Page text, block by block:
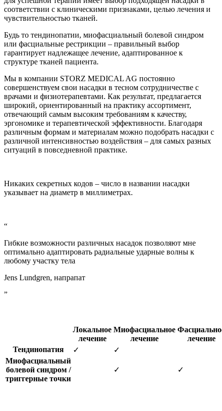
соответствии с клиническими признаками, целью лечения и
чувствительностью тканей.
Будь то тендинопатии, миофасциальный болевой синдром
или фасциальные рестрикции – правильный выбор
гарантирует надлежащее лечение, адаптированное к
структуре тканей пациента.
Мы в компании STORZ MEDICAL AG постоянно
совершенствуем свои насадки в тесном сотрудничестве с
врачами и физиотерапевтами. Как результат, предлагается
широкий, ориентированный на практику ассортимент,
отвечающий самым высоким требованиям к качеству,
эргономике и терапевтической эффективности. Благодаря
различным формам и материалам можно подобрать насадки с
различной интенсивностью воздействия – для самых разных
ситуаций в повседневной практике.
Никаких секретных кодов – число в названии насадки
указывает на диаметр в миллиметрах.
“
Гибкие возможности различных насадок позволяют мне
оптимально адаптировать радиальные ударные волны к
любому участку тела
Jens Lundgren, напрапат
”
Локальное
лечение
Миофасциальное
лечение
лечение
Тендинопатия
✓
✓
Миофасциальный
болевой синдром /
триггерные точки
✓ ✓